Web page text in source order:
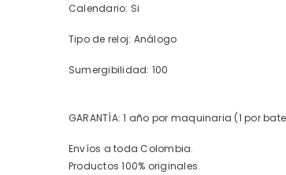
Calendario: Si
Tipo de reloj: Análogo
Sumergibilidad: 100
GARANTÍA: 1 año por maquinaria (1 por
Envíos a toda Colombia.
Productos 100% originales.